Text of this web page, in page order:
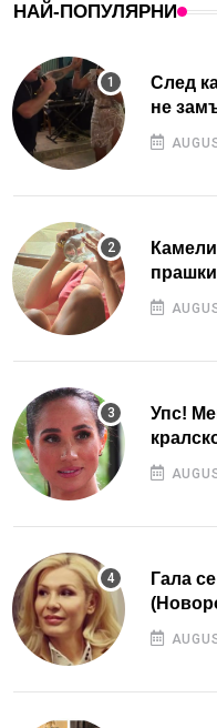
НАЙ-ПОПУЛЯРНИ
След
не
Упс!
Гала